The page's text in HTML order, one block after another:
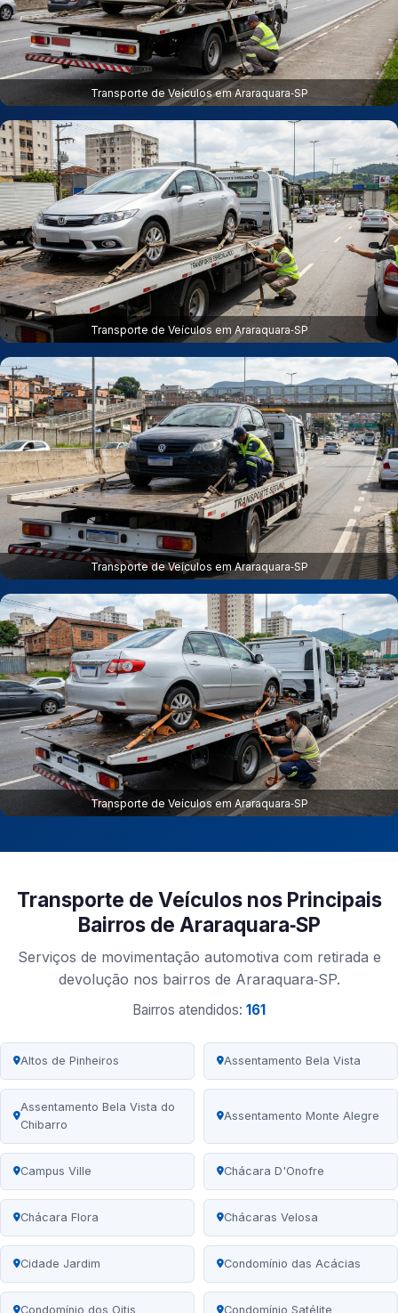
Transporte de Veículos em Araraquara‑SP
Transporte de Veículos em Araraquara‑SP
Transporte de Veículos em Araraquara‑SP
Transporte de Veículos em Araraquara‑SP
Transporte de Veículos nos Principais
Bairros de Araraquara‑SP
Serviços de movimentação automotiva com retirada e
devolução nos bairros de Araraquara‑SP.
Bairros atendidos: 161
Altos de Pinheiros Assentamento Bela Vista
Assentamento Bela Vista do
Chibarro
Assentamento Monte Alegre
Campus Ville Chácara D'Onofre
Chácara Flora Chácaras Velosa
Cidade Jardim Condomínio das Acácias
Condomínio dos Oitis Condomínio Satélite